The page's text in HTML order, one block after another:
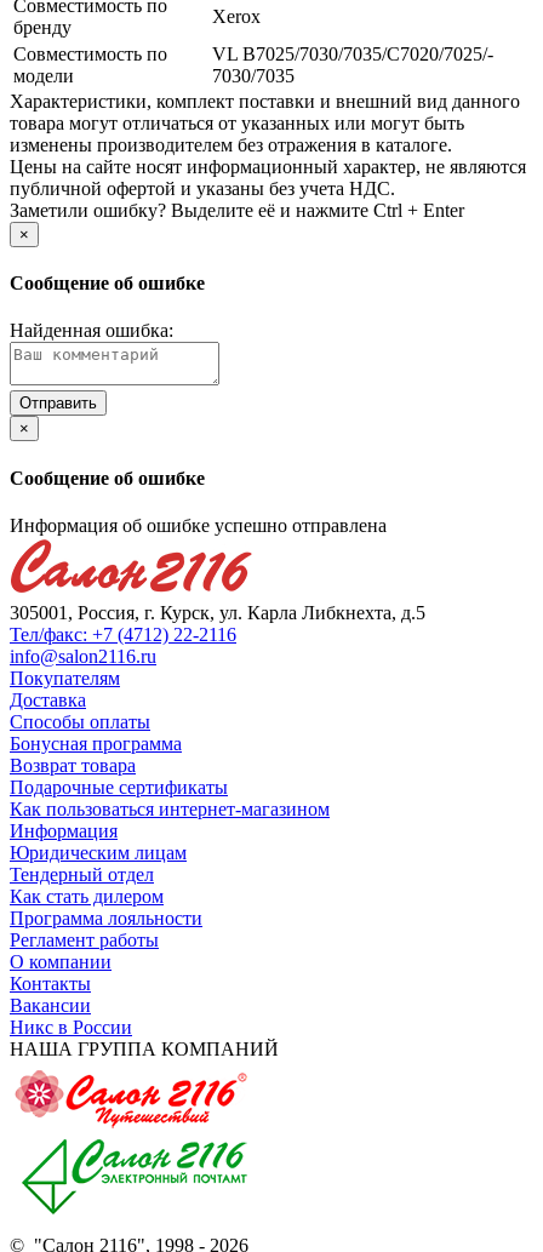
Совместимость по
бренду
Xerox
Совместимость по
модели
VL B7025/­7030/­7035/­C7020/­7025/­
7030/­7035
Xарактеристики, комплект поставки и внешний вид данного
товара могут отличаться от указанных или могут быть
изменены производителем без отражения в каталоге.
Цены на сайте носят информационный характер, не являются
публичной офертой и указаны без учета НДС.
Заметили ошибку? Выделите её и нажмите Ctrl + Enter
×
Сообщение об ошибке
Найденная ошибка:
×
Сообщение об ошибке
Информация об ошибке успешно отправлена
305001, Россия, г. Курск, ул. Карла Либкнехта, д.5
Тел/факс: +7 (4712) 22-2116
info@salon2116.ru
Покупателям
Доставка
Способы оплаты
Бонусная программа
Возврат товара
Подарочные сертификаты
Как пользоваться интернет-магазином
Информация
Юридическим лицам
Тендерный отдел
Как стать дилером
Программа лояльности
Регламент работы
О компании
Контакты
Вакансии
Никс в России
НАША ГРУППА КОМПАНИЙ
© "Салон 2116", 1998 - 2026